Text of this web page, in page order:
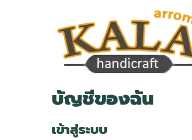
บัญชีของฉัน
เข้าสู่ระบบ